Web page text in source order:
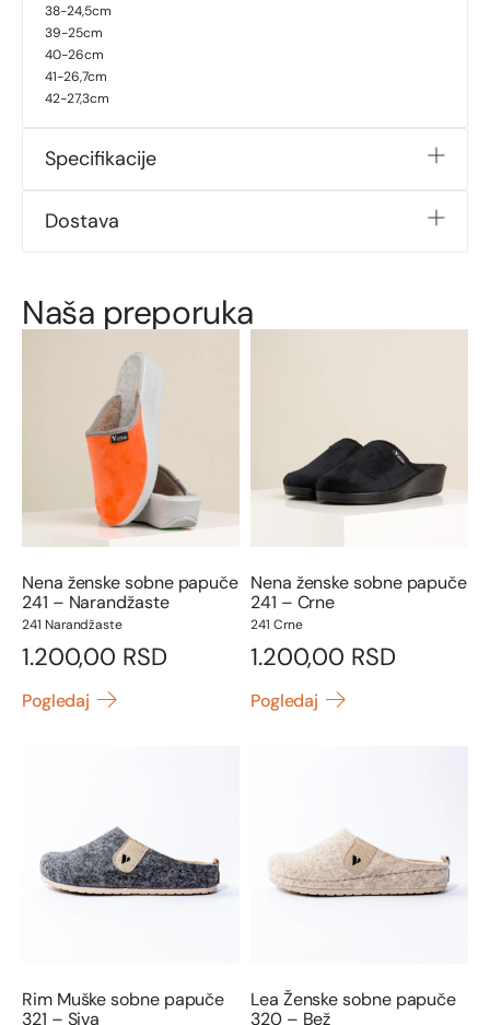
38-24,5cm
39-25cm
40-26cm
41-26,7cm
42-27,3cm
Specifikacije
Dostava
Naša preporuka
Nena ženske sobne papuče
241 – Narandžaste
241 Narandžaste
1.200,00 RSD
Pogledaj
Nena ženske sobne papuče
241 – Crne
241 Crne
1.200,00 RSD
Pogledaj
Rim Muške sobne papuče
321 – Siva
Lea Ženske sobne papuče
320 – Bež